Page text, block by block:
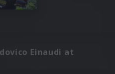
Einaudi at